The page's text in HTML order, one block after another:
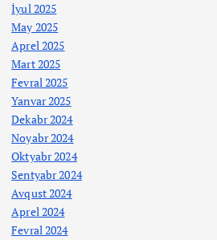
İyul 2025
May 2025
Aprel 2025
Mart 2025
Fevral 2025
Yanvar 2025
Dekabr 2024
Noyabr 2024
Oktyabr 2024
Sentyabr 2024
Avqust 2024
Aprel 2024
Fevral 2024